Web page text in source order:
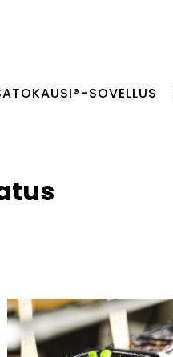
SOVELLUS